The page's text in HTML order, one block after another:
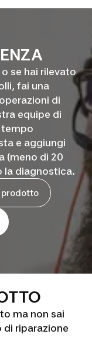
se hai rilevato
fai una
di
equipe di
e aggiungi
(meno di 20
la diagnostica.
prodotto
ma non sai
di riparazione